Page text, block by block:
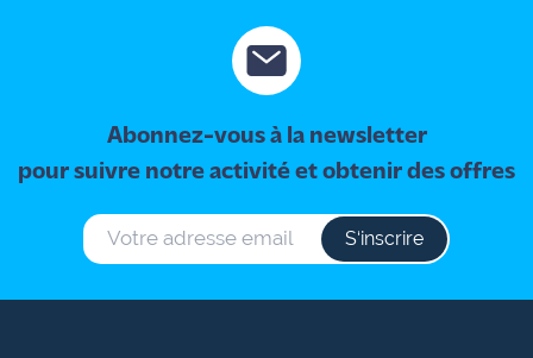
Abonnez-vous à la newsletter
pour suivre notre activité et obtenir des offres
S‘inscrire